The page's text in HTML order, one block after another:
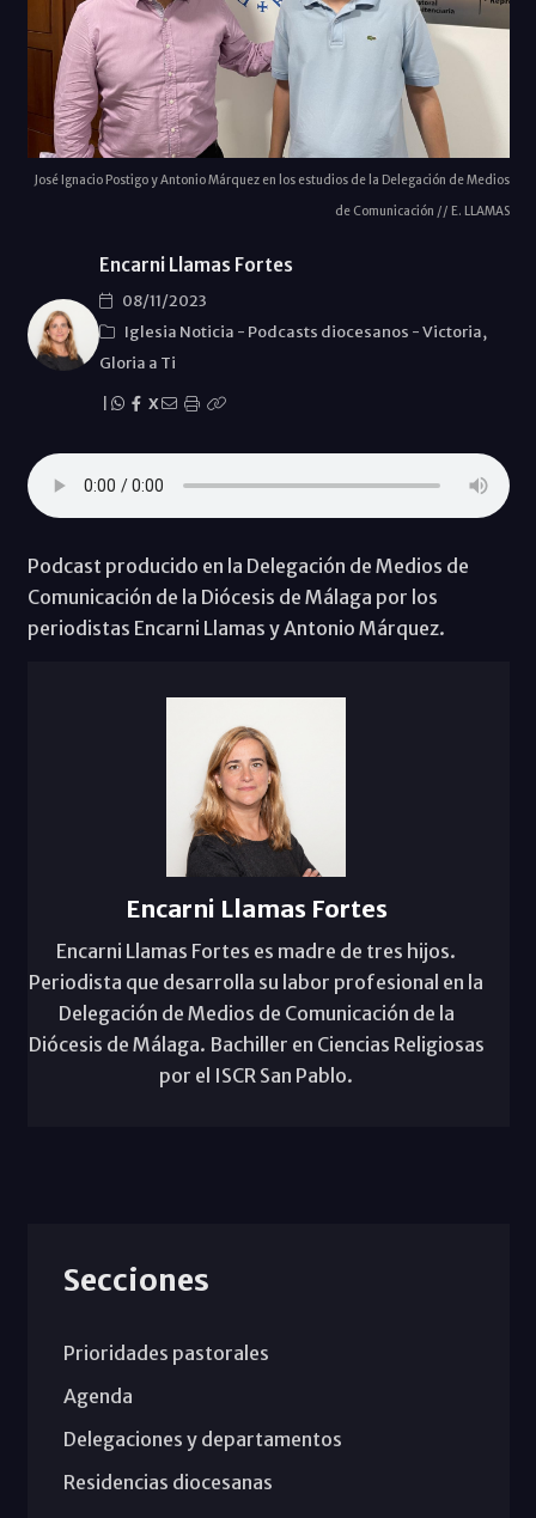
José Ignacio Postigo y Antonio Márquez en los estudios de la Delegación de Medios
de Comunicación // E. LLAMAS
Encarni Llamas Fortes
08/11/2023
Iglesia Noticia - Podcasts diocesanos -Victoria,
Gloria a Ti
X
Podcast producido en la Delegación de Medios de
Comunicación de la Diócesis de Málaga por los
periodistas Encarni Llamas y Antonio Márquez.
Encarni Llamas Fortes
Encarni Llamas Fortes es madre de tres hijos.
Periodista que desarrolla su labor profesional en la
Delegación de Medios de Comunicación de la
Diócesis de Málaga. Bachiller en Ciencias Religiosas
por el ISCR San Pablo.
Secciones
Prioridades pastorales
Agenda
Delegaciones y departamentos
Residencias diocesanas